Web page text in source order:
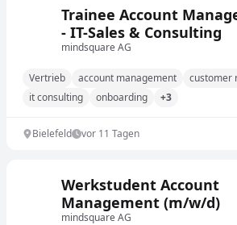
Trainee Account
- IT-Sales & Consulting
mindsquare AG
Vertrieb account management
customer
it consulting
onboarding +3
Bielefeld vor 11 Tagen
Werkstudent Account
Management (m/w/d)
mindsquare AG